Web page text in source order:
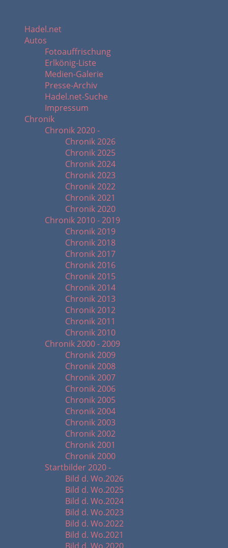
Hadel.net
Autos
Fotoauffrischung
Erlkönig-Liste
Medien-Galerie
Presse-Archiv
Hadel.net-Suche
Impressum
Chronik
Chronik 2020 -
Chronik 2026
Chronik 2025
Chronik 2024
Chronik 2023
Chronik 2022
Chronik 2021
Chronik 2020
Chronik 2010 - 2019
Chronik 2019
Chronik 2018
Chronik 2017
Chronik 2016
Chronik 2015
Chronik 2014
Chronik 2013
Chronik 2012
Chronik 2011
Chronik 2010
Chronik 2000 - 2009
Chronik 2009
Chronik 2008
Chronik 2007
Chronik 2006
Chronik 2005
Chronik 2004
Chronik 2003
Chronik 2002
Chronik 2001
Chronik 2000
Startbilder 2020 -
Bild d. Wo.2026
Bild d. Wo.2025
Bild d. Wo.2024
Bild d. Wo.2023
Bild d. Wo.2022
Bild d. Wo.2021